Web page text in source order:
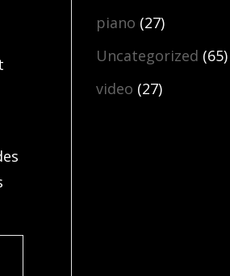
piano (27)
Uncategorized (65)
video (27)